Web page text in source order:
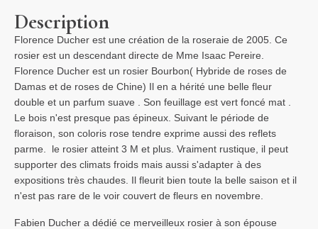
Description
Florence Ducher est une création de la roseraie de 2005. Ce
rosier est un descendant directe de Mme Isaac Pereire.
Florence Ducher est un rosier Bourbon( Hybride de roses de
Damas et de roses de Chine) Il en a hérité une belle fleur
double et un parfum suave . Son feuillage est vert foncé mat .
Le bois n'est presque pas épineux. Suivant le période de
floraison, son coloris rose tendre exprime aussi des reflets
parme. le rosier atteint 3 M et plus. Vraiment rustique, il peut
supporter des climats froids mais aussi s'adapter à des
expositions très chaudes. Il fleurit bien toute la belle saison et il
n'est pas rare de le voir couvert de fleurs en novembre.
Fabien Ducher a dédié ce merveilleux rosier à son épouse